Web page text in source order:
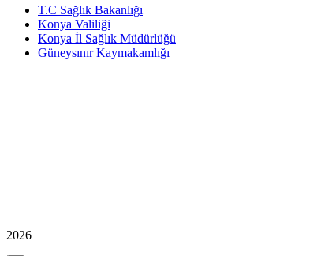
T.C Sağlık Bakanlığı
Konya Valiliği
Konya İl Sağlık Müdürlüğü
Güneysınır Kaymakamlığı
2026